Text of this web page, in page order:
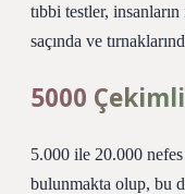
tıbbi testler,
saçında ve
5000
5.000 ile 20.000 nefes
bulunmakta olup, bu